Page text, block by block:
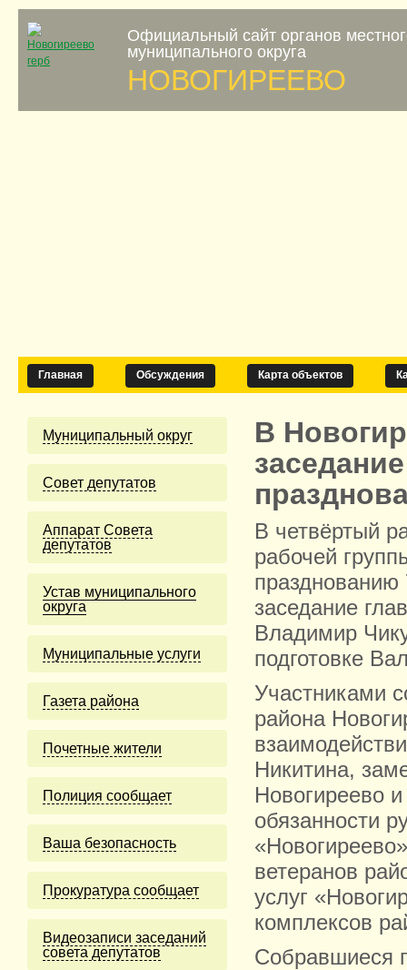
Официальный сайт органов
муниципального округа
НОВОГИРЕЕВО
Главная Обсуждения Карта объектов
Муниципальный округ
Cовет депутатов
Аппарат Совета
депутатов
Устав муниципального
округа
Муниципальные услуги
Газета района
Почетные жители
Полиция сообщает
Ваша безопасность
Прокуратура сообщает
Видеозаписи заседаний
совета депутатов
В
В четвёртый
рабочей
заседание
Владимир
подготовке
Участниками
района
Никитина,
Новогиреево
обязанности
ветеранов
услуг
комплексов
Собравшиеся